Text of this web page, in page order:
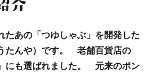
たあの「つゆしゃぶ」を開発した
たんや）です。 老舗百貨店の
にも選ばれました。 元来のポン